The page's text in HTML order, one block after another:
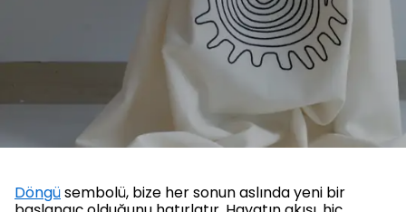
Döngüsembolü, bize her sonun aslında yeni bir